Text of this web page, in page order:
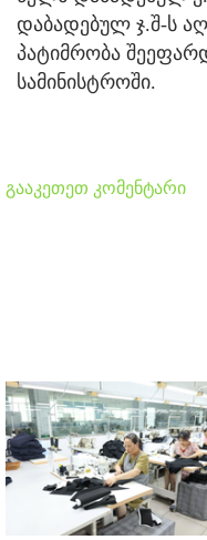
დაბადებულ ჯ.შ-ს
პატიმრობა
სამინისტროში.
გააკეთეთ კომენტარი